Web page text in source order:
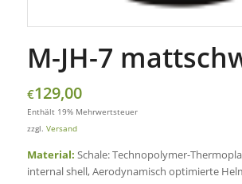
M-JH-7
€129,00
Enthält 19% Mehrwertsteuer
zzgl. Versand
Material: Schale: Technopolymer-
internal shell, Aerodynamisch optimierte